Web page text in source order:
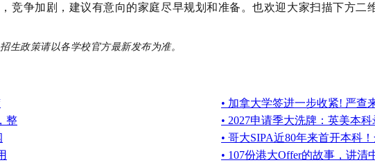
竞争加剧，建议有意向的家庭尽早规划和准备。也欢迎大家扫描下方二
生政策请以各学校官方最新发布为准。
• 加拿大学签进一步收紧! 严查
整
• 2027申请季大洗牌：英美本
• 哥大SIPA近80年来首开本科
• 107份港大Offer的故事，讲清